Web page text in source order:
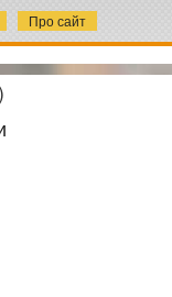
Про сайт